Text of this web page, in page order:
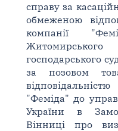
справу за
обмеженою
компанії
господарського
за позовом
"Феміда" до
України в
Вінниці про